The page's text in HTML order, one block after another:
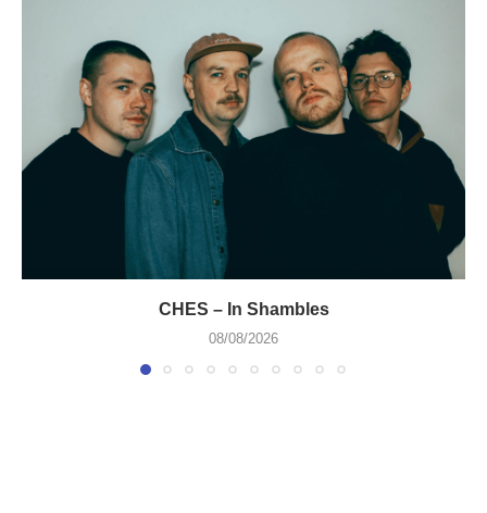
CHES – In Shambles
08/08/2026